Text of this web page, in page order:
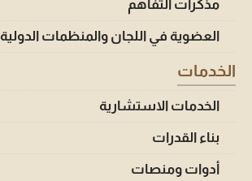
مذكرات التفاهم
العضوية في اللجان والمنظمات الدولية
الخدمات
الخدمات الاستشارية
بناء القدرات
أدوات ومنصات